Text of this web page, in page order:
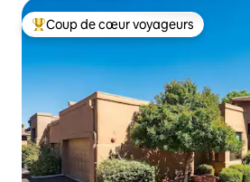
Coup de cœur voyageurs parmi les
Coup de cœur voyageurs